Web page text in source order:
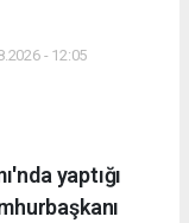
- 12:05
yaptığı